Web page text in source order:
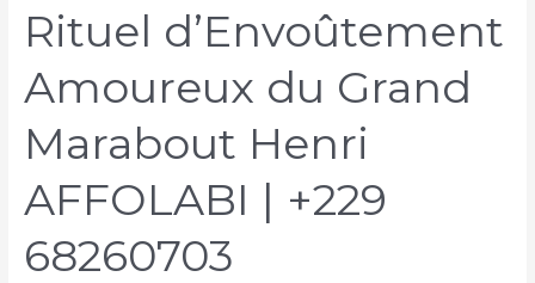
Rituel d’Envoûtement
Amoureux du Grand
Marabout Henri
AFFOLABI | +229
68260703